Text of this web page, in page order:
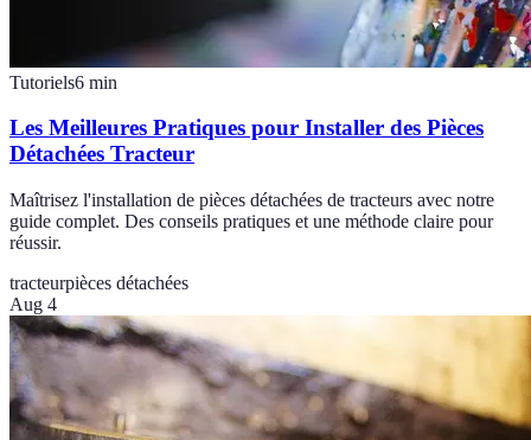
Tutoriels6 min
Les Meilleures Pratiques pour Installer des Pièces
Détachées Tracteur
Maîtrisez l'installation de pièces détachées de tracteurs avec notre
guide complet. Des conseils pratiques et une méthode claire pour
réussir.
tracteurpièces détachées
Aug 4